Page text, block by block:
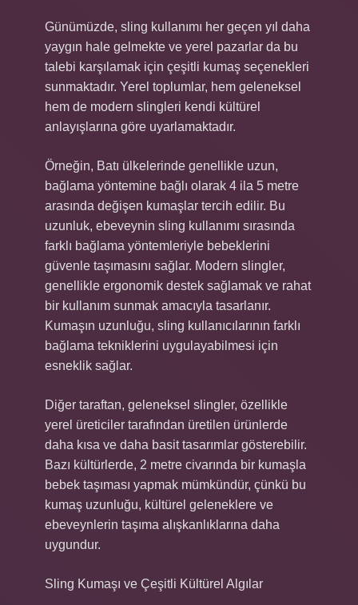
Günümüzde, sling kullanımı her geçen yıl daha
yaygın hale gelmekte ve yerel pazarlar da bu
talebi karşılamak için çeşitli kumaş seçenekleri
sunmaktadır. Yerel toplumlar, hem geleneksel
hem de modern slingleri kendi kültürel
anlayışlarına göre uyarlamaktadır.
Örneğin, Batı ülkelerinde genellikle uzun,
bağlama yöntemine bağlı olarak 4 ila 5 metre
arasında değişen kumaşlar tercih edilir. Bu
uzunluk, ebeveynin sling kullanımı sırasında
farklı bağlama yöntemleriyle bebeklerini
güvenle taşımasını sağlar. Modern slingler,
genellikle ergonomik destek sağlamak ve rahat
bir kullanım sunmak amacıyla tasarlanır.
Kumaşın uzunluğu, sling kullanıcılarının farklı
bağlama tekniklerini uygulayabilmesi için
esneklik sağlar.
Diğer taraftan, geleneksel slingler, özellikle
yerel üreticiler tarafından üretilen ürünlerde
daha kısa ve daha basit tasarımlar gösterebilir.
Bazı kültürlerde, 2 metre civarında bir kumaşla
bebek taşıması yapmak mümkündür, çünkü bu
kumaş uzunluğu, kültürel geleneklere ve
ebeveynlerin taşıma alışkanlıklarına daha
uygundur.
Sling Kumaşı ve Çeşitli Kültürel Algılar